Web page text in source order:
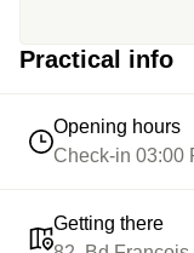
Practical info
Opening hours
Check-in 03:00
Getting there